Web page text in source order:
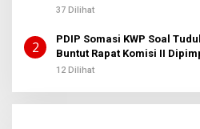
37 Dilihat
2
PDIP Somasi KWP Soal
Buntut Rapat Komisi II
12 Dilihat